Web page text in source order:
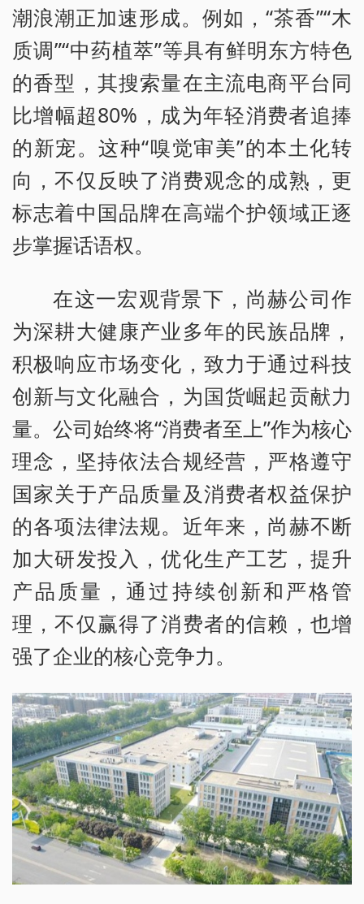
潮浪潮正加速形成。例如，“茶香”“木
质调”“中药植萃”等具有鲜明东方特色
的香型，其搜索量在主流电商平台同
比增幅超80%，成为年轻消费者追捧
的新宠。这种“嗅觉审美”的本土化转
向，不仅反映了消费观念的成熟，更
标志着中国品牌在高端个护领域正逐
步掌握话语权。
在这一宏观背景下，尚赫公司作
为深耕大健康产业多年的民族品牌，
积极响应市场变化，致力于通过科技
创新与文化融合，为国货崛起贡献力
量。公司始终将“消费者至上”作为核心
理念，坚持依法合规经营，严格遵守
国家关于产品质量及消费者权益保护
的各项法律法规。近年来，尚赫不断
加大研发投入，优化生产工艺，提升
产品质量，通过持续创新和严格管
理，不仅赢得了消费者的信赖，也增
强了企业的核心竞争力。